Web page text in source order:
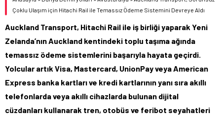
Çoklu Ulaşım için Hitachi Rail ile Temassız Ödeme Sistemini Devreye Aldı
Auckland Transport, Hitachi Rail ile iş birliği yaparak Yeni
Zelanda’nın Auckland kentindeki toplu taşıma ağında
temassız ödeme sistemlerini başarıyla hayata geçirdi.
Yolcular artık Visa, Mastercard, UnionPay veya American
Express banka kartları ve kredi kartlarının yanı sıra akıllı
telefonlarda veya akıllı cihazlarda bulunan dijital
cüzdanları kullanarak tren, otobüs ve feribot seyahatleri